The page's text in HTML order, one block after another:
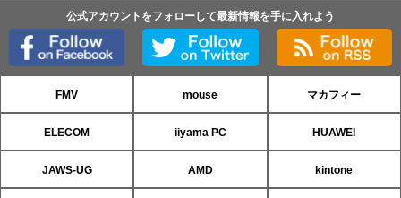
公式アカウントをフォローして最新情報を手に入れよう
FMV mouse マカフィー
ELECOM iiyama PC HUAWEI
JAWS-UG AMD kintone